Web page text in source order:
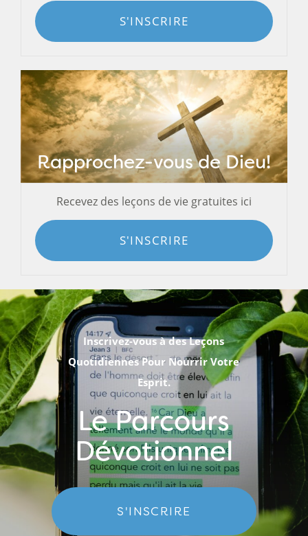
S'INSCRIRE
Rapprochez-vous de Dieu!
Recevez des leçons de vie gratuites ici
S'INSCRIRE
Inscrivez-vous à des Leçons
Quotidiennes Pour Nourrir Votre
Esprit.
Le Parcours
Dévotionnel
S'INSCRIRE